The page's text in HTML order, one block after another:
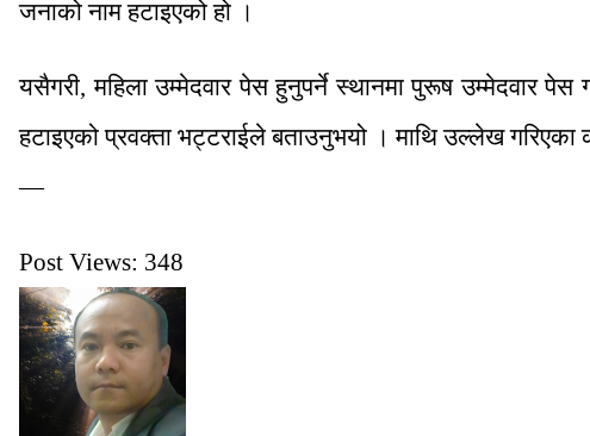
जनाको नाम हटाइएको हो ।
यसैगरी, महिला उम्मेदवार पेस हुनुपर्ने स्थानमा पुरूष उम्मेदवार
हटाइएको प्रवक्ता भट्टराईले बताउनुभयो । माथि उल्लेख
—
Post Views: 348